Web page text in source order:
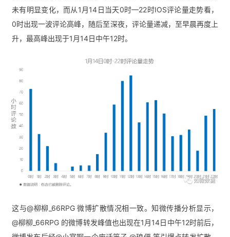
未有明显变化，而从1月14日当天0时—22时IOS评论量走势看，
0时出现一波评论高峰，随后至深夜，评论量递减，至早晨再度上
升，最高峰出现于1月14日中午12时。
这与@柳柳_66RPG 微博扩散情况相一致。 知微传播分析显示，
@柳柳_66RPG 的微博转发峰值也出现在1月14日中午12时前后，